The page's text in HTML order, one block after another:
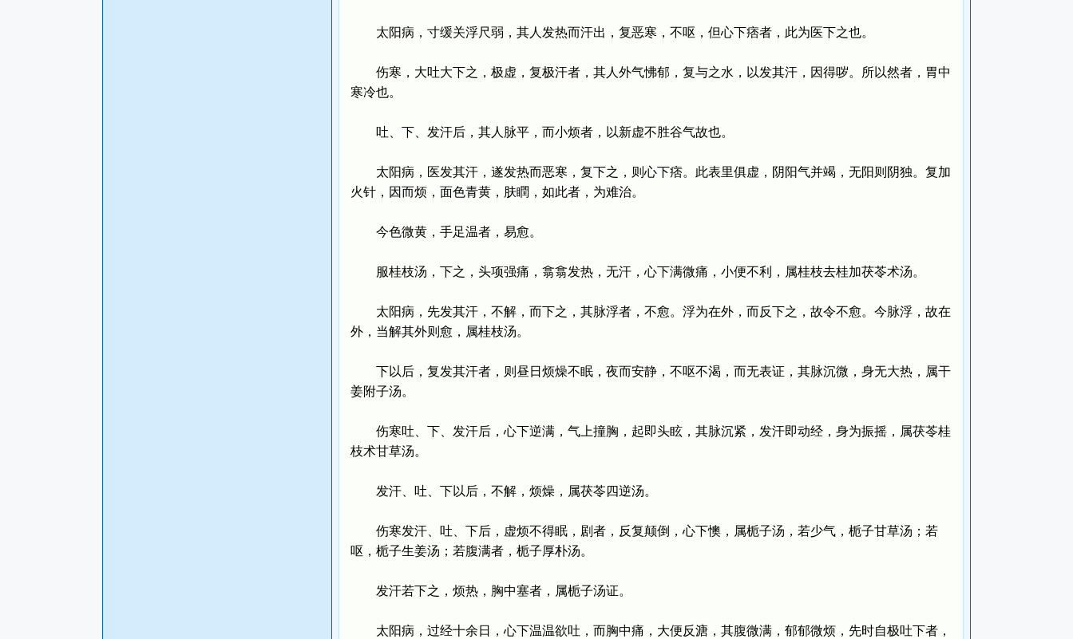
太阳病，寸缓关浮尺弱，其人发热而汗出，复恶寒，不呕，但心下痞者，此为医下之也。
伤寒，大吐大下之，极虚，复极汗者，其人外气怫郁，复与之水，以发其汗，因得哕。所以然者，胃中
寒冷也。
吐、下、发汗后，其人脉平，而小烦者，以新虚不胜谷气故也。
太阳病，医发其汗，遂发热而恶寒，复下之，则心下痞。此表里俱虚，阴阳气并竭，无阳则阴独。复加
火针，因而烦，面色青黄，肤瞤，如此者，为难治。
今色微黄，手足温者，易愈。
服桂枝汤，下之，头项强痛，翕翕发热，无汗，心下满微痛，小便不利，属桂枝去桂加茯苓术汤。
太阳病，先发其汗，不解，而下之，其脉浮者，不愈。浮为在外，而反下之，故令不愈。今脉浮，故在
外，当解其外则愈，属桂枝汤。
下以后，复发其汗者，则昼日烦燥不眠，夜而安静，不呕不渴，而无表证，其脉沉微，身无大热，属干
姜附子汤。
伤寒吐、下、发汗后，心下逆满，气上撞胸，起即头眩，其脉沉紧，发汗即动经，身为振摇，属茯苓桂
枝术甘草汤。
发汗、吐、下以后，不解，烦燥，属茯苓四逆汤。
伤寒发汗、吐、下后，虚烦不得眠，剧者，反复颠倒，心下懊，属栀子汤，若少气，栀子甘草汤；若
呕，栀子生姜汤；若腹满者，栀子厚朴汤。
发汗若下之，烦热，胸中塞者，属栀子汤证。
太阳病，过经十余日，心下温温欲吐，而胸中痛，大便反溏，其腹微满，郁郁微烦，先时自极吐下者，